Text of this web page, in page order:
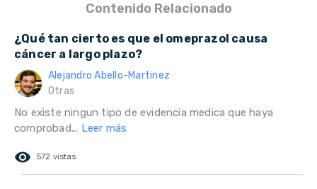
Contenido Relacionado
¿Qué tan cierto es que el omeprazol causa
cáncer a largo plazo?
Alejandro Abello-Martinez
Otras
No existe ningun tipo de evidencia medica que haya
comprobad... Leer más
remove_red_eye 572 vistas